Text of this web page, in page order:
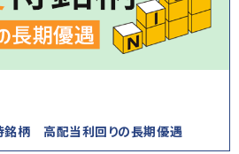
銘柄 高配当利回りの長期優遇